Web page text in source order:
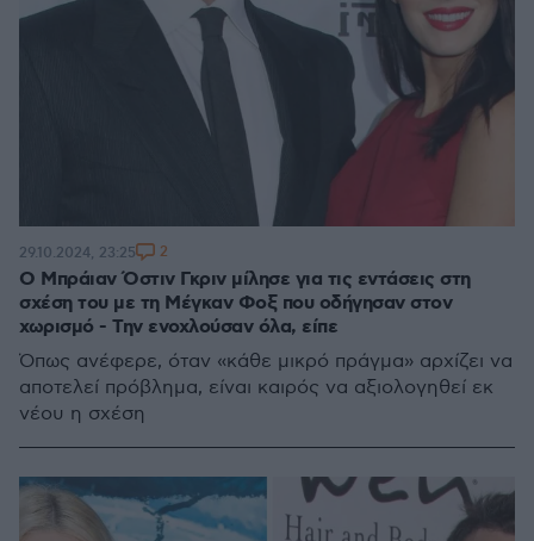
Ο Μπράιαν Όστιν Γκριν μίλησε για τις εντάσεις στη
σχέση του με τη Μέγκαν Φοξ που οδήγησαν στον
χωρισμό - Την ενοχλούσαν όλα, είπε
Όπως ανέφερε, όταν «κάθε μικρό πράγμα» αρχίζει να
αποτελεί πρόβλημα, είναι καιρός να αξιολογηθεί εκ
νέου η σχέση
29.10.2024, 23:25 2